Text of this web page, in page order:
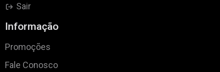
Sair
Informação
Promoções
Fale Conosco